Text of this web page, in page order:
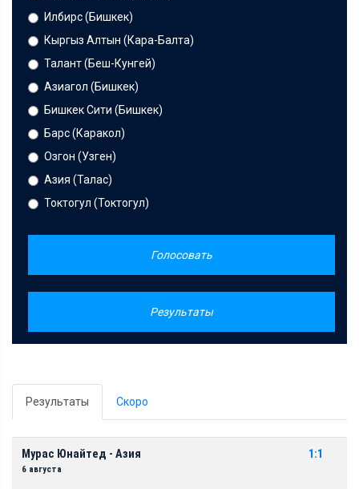
Илбирс (Бишкек)
Кыргыз Алтын (Кара-Балта)
Талант (Беш-Кунгей)
Азиагол (Бишкек)
Бишкек Сити (Бишкек)
Барс (Каракол)
Озгон (Узген)
Азия (Талас)
Токтогул (Токтогул)
Голосовать
Результаты
Результаты Скоро
Мурас Юнайтед - Азия
6 августа
1:1